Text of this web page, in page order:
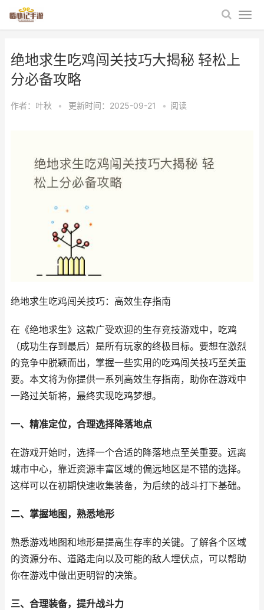
绝地求生吃鸡闯关技巧大揭秘 轻松上
分必备攻略
作者： 叶秋 • 更新时间：2025-09-21 • 阅读
绝地求生吃鸡闯关技巧：高效生存指南
在《绝地求生》这款广受欢迎的生存竞技游戏中，吃鸡
（成功生存到最后）是所有玩家的终极目标。要想在激烈
的竞争中脱颖而出，掌握一些实用的吃鸡闯关技巧至关重
要。本文将为你提供一系列高效生存指南，助你在游戏中
一路过关斩将，最终实现吃鸡梦想。
一、精准定位，合理选择降落地点
在游戏开始时，选择一个合适的降落地点至关重要。远离
城市中心，靠近资源丰富区域的偏远地区是不错的选择。
这样可以在初期快速收集装备，为后续的战斗打下基础。
二、掌握地图，熟悉地形
熟悉游戏地图和地形是提高生存率的关键。了解各个区域
的资源分布、道路走向以及可能的敌人埋伏点，可以帮助
你在游戏中做出更明智的决策。
三、合理装备，提升战斗力